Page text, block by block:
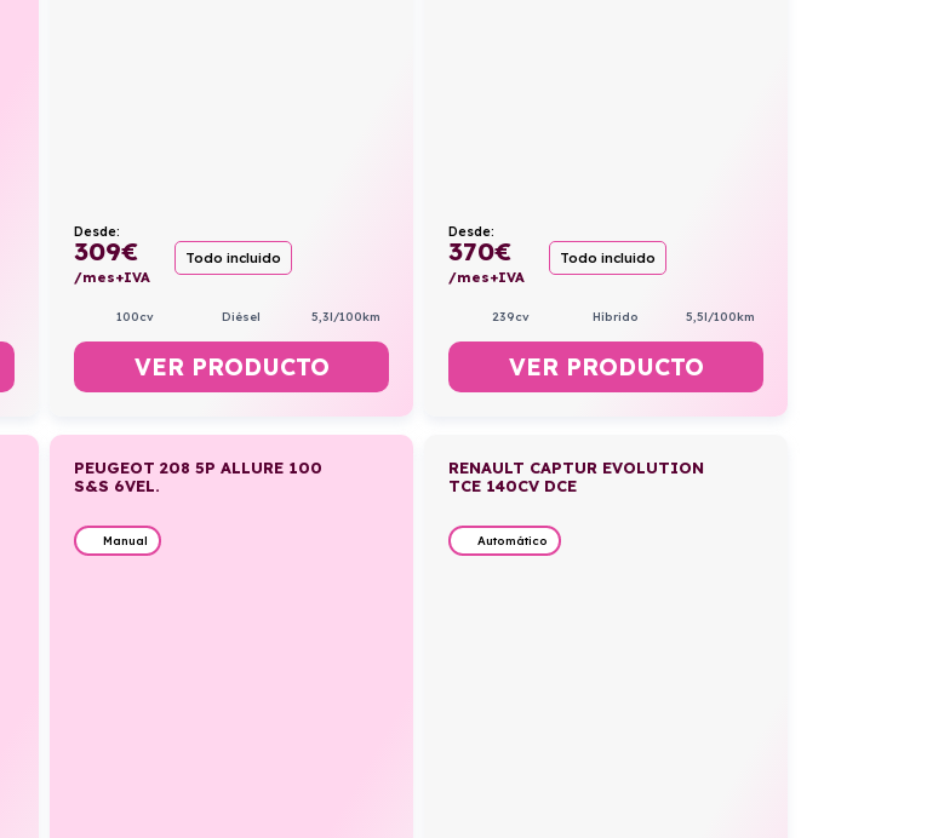
Desde:
309€
/mes+IVA
Todo incluido
100cv Diésel 5,3l/100km
VER PRODUCTO
Desde:
370€
/mes+IVA
Todo incluido
239cv Híbrido 5,5l/100km
VER PRODUCTO
PEUGEOT 208 5P ALLURE 100
S&S 6VEL.
Manual
RENAULT CAPTUR EVOLUTION
TCE 140CV DCE
Automático